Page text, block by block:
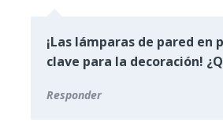
¡Las lámparas de pared en
clave para la decoración!
Responder